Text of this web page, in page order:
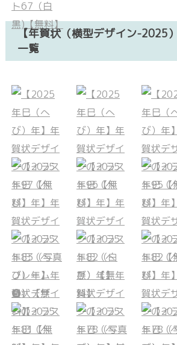
【年賀状（横型デザイン-2025
一覧